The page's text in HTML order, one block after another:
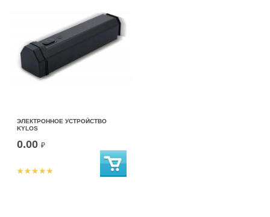
ЭЛЕКТРОННОЕ УСТРОЙСТВО
KYLOS
0.00 ₽